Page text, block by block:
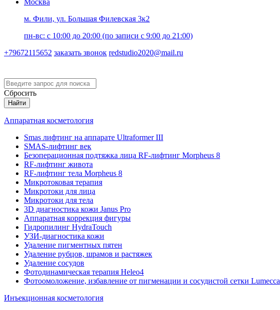
Москва
м. Фили, ул. Большая Филевская 3к2
пн-вс: с 10:00 до 20:00 (по записи с 9:00 до 21:00)
+79672115652 заказать звонок redstudio2020@mail.ru
Сбросить
Найти
Аппаратная косметология
Smas лифтинг на аппарате Ultraformer III
SMAS-лифтинг век
Безоперационная подтяжка лица RF-лифтинг Morpheus 8
RF-лифтинг живота
RF-лифтинг тела Morpheus 8
Микротоковая терапия
Микротоки для лица
Микротоки для тела
3D диагностика кожи Janus Pro
Аппаратная коррекция фигуры
Гидропилинг HydraTouch
УЗИ-диагностика кожи
Удаление пигментных пятен
Удаление рубцов, шрамов и растяжек
Удаление сосудов
Фотодинамическая терапия Heleo4
Фотоомоложение, избавление от пигменации и сосудистой сетки Lumecca
Инъекционная косметология